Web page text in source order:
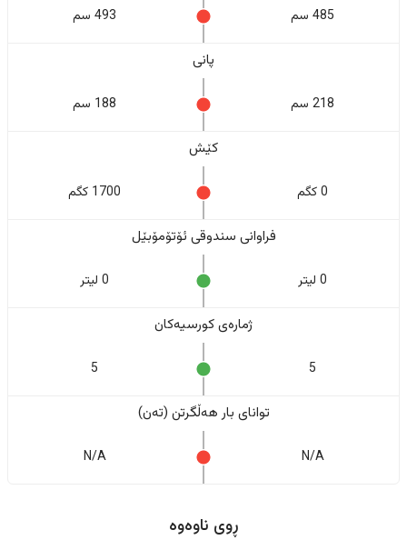
485 سم 493 سم
پانی
218 سم 188 سم
کێش
0 کگم 1700 کگم
فراوانی سندوقی ئۆتۆمۆبێل
0 لیتر 0 لیتر
ژمارەی کورسیەکان
5
5
تواناى بار هەڵگرتن (تەن)
N/A
N/A
ڕوی ناوەوە